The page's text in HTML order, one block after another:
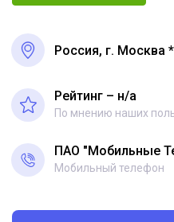
Россия, г. Москва
Рейтинг – н/a
По мнению наших
ПАО "Мобильные
Мобильный телефон